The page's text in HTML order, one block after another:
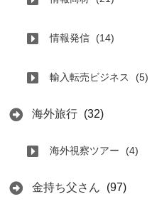
情報発信 (14)
輸入転売ビジネス (5)
海外旅行 (32)
海外視察ツアー (4)
金持ち父さん (97)